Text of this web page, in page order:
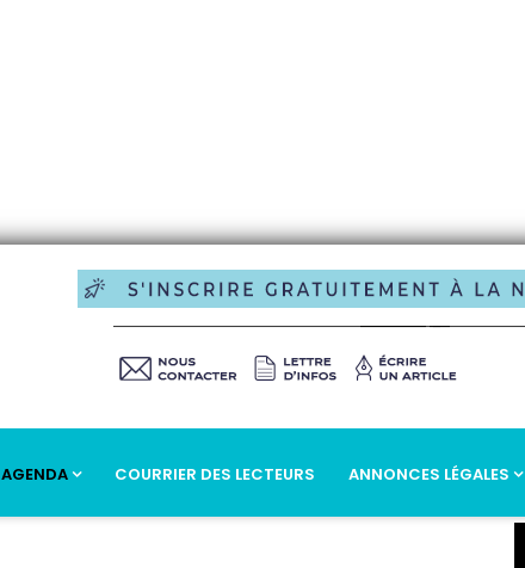
AGENDA COURRIER DES LECTEURS ANNONCES LÉGALES